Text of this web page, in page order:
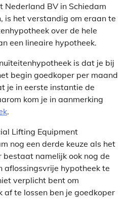
Nederland BV in Schiedam
is het verstandig om eraan te
over de hele
een lineaire hypotheek.
is dat je bij
begin goedkoper per maand
je in eerste instantie de
kom je in aanmerking
.
Lifting Equipment
nog een derde keuze als het
namelijk ook nog de
aflossingsvrije hypotheek te
verplicht bent om
af te lossen ben je goedkoper